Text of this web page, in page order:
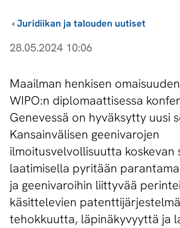
Juridiikan ja talouden uutiset
›
28.05.2024 10:06
Maailman henkisen
WIPO:n diplomaattisessa
Genevessä on hyväksytty uusi
Kansainvälisen geenivarojen
ilmoitusvelvollisuutta koskevan
laatimisella pyritään
ja geenivaroihin liittyvää
käsittelevien
tehokkuutta, läpinäkyvyyttä ja